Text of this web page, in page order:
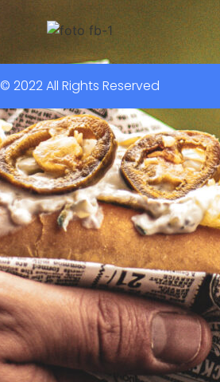
© 2022 All Rights Reserved